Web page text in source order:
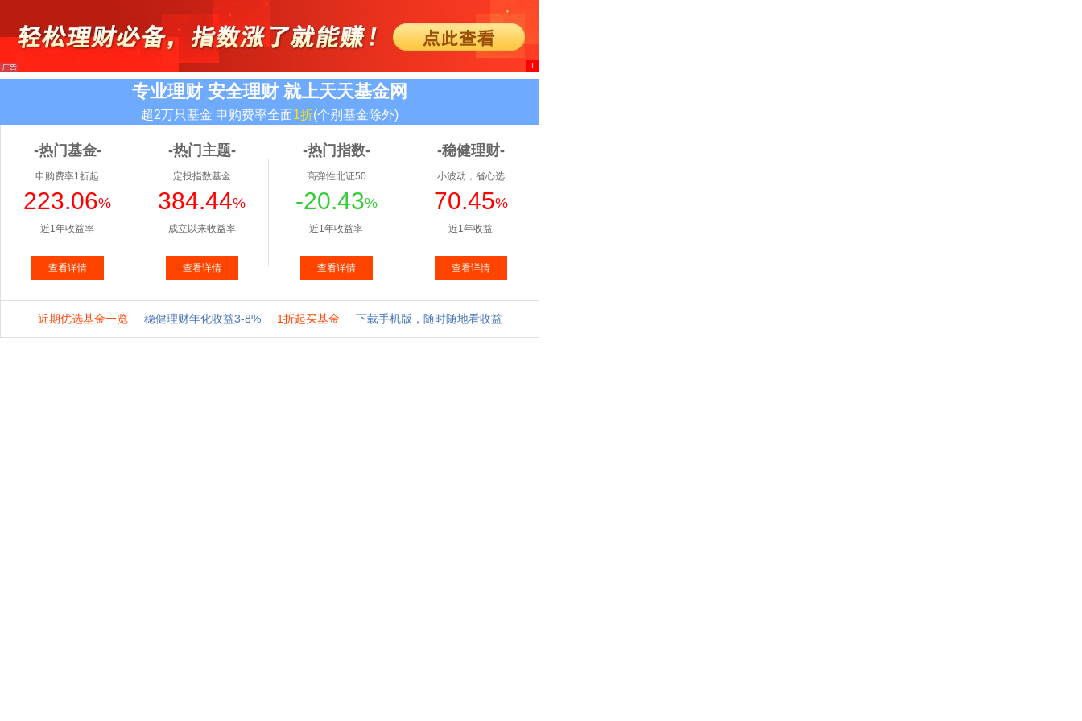
1
专业理财 安全理财 就上天天基金网
超2万只基金 申购费率全面1折(个别基金除外)
-热门基金-
申购费率1折起
223.06%
近1年收益率
查看详情
-热门主题-
定投指数基金
384.44%
成立以来收益率
查看详情
-热门指数-
高弹性北证50
-20.43%
近1年收益率
查看详情
-稳健理财-
小波动，省心选
70.45%
近1年收益
查看详情
近期优选基金一览 稳健理财年化收益3-8% 1折起买基金 下载手机版，随时随地看收益